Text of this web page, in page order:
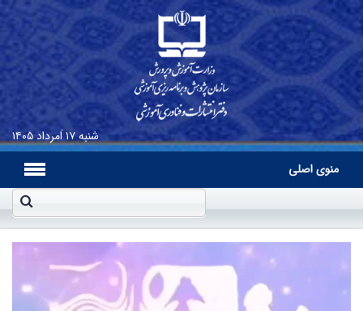
شنبه۱۷ اَمرداد ۱۴۰۵
منوی اصلی